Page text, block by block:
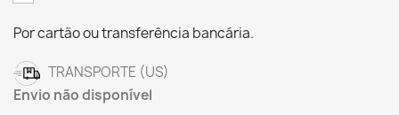
Por cartão ou transferência bancária.
TRANSPORTE (US)
Envio não disponível